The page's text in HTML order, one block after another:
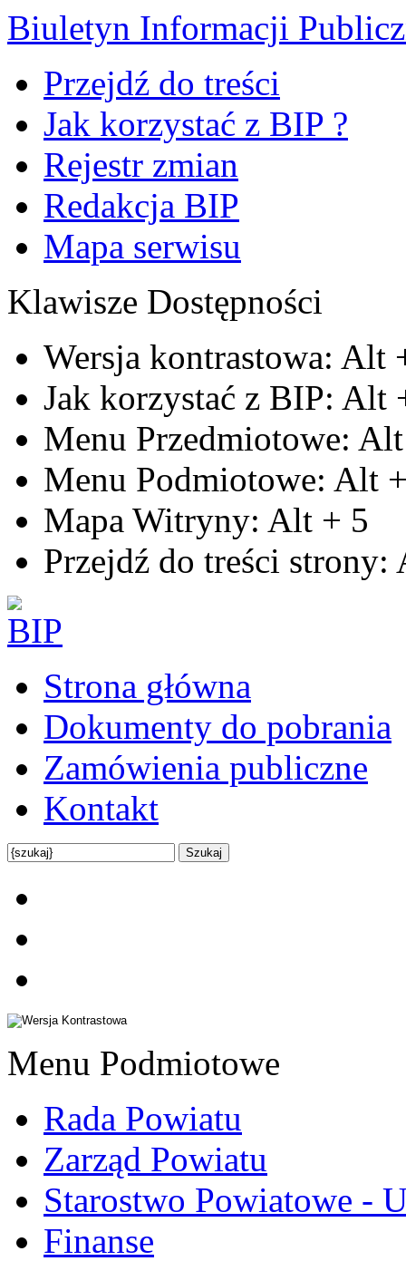
Biuletyn Informacji
Przejdź do treści
Jak korzystać z BIP ?
Rejestr zmian
Redakcja BIP
Mapa serwisu
Klawisze Dostępności
Wersja kontrastowa: Alt
Jak korzystać z BIP: Alt
Menu Przedmiotowe: Alt
Menu Podmiotowe: Alt
Mapa Witryny: Alt + 5
Przejdź do treści strony:
Strona główna
Dokumenty do pobrania
Zamówienia publiczne
Kontakt
Menu Podmiotowe
Rada Powiatu
Zarząd Powiatu
Starostwo Powiatowe -
Finanse